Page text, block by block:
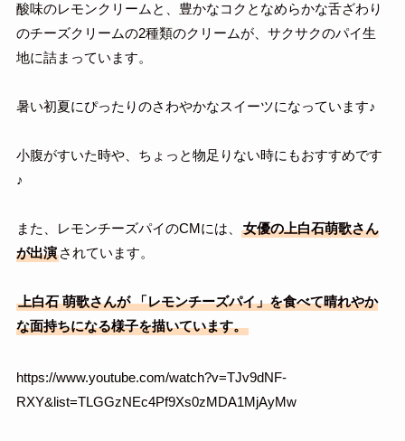
酸味のレモンクリームと、豊かなコクとなめらかな舌ざわり
のチーズクリームの2種類のクリームが、サクサクのパイ生
地に詰まっています。
暑い初夏にぴったりのさわやかなスイーツになっています♪
小腹がすいた時や、ちょっと物足りない時にもおすすめです
♪
また、レモンチーズパイのCMには、
女優の上白石萌歌さん
が出演されています。
上白石 萌歌さんが 「レモンチーズパイ」を食べて晴れやか
な面持ちになる様子を描いています。
https://www.youtube.com/watch?v=TJv9dNF-
RXY&list=TLGGzNEc4Pf9Xs0zMDA1MjAyMw